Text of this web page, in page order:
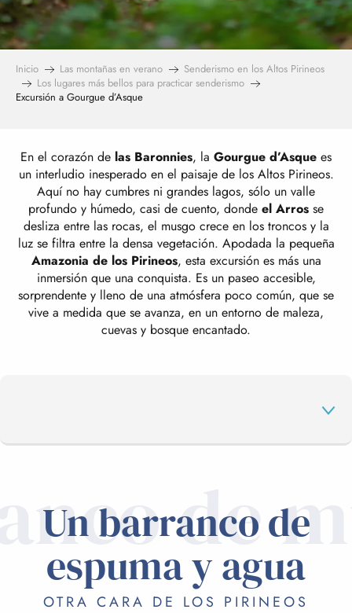
Inicio Las montañas en verano
Senderismo en los Altos Pirineos
Los lugares más bellos para practicar senderismo
Excursión a Gourgue d’Asque
En el corazón de las Baronnies, la Gourgue d’Asque es
un interludio inesperado en el paisaje de los Altos Pirineos.
Aquí no hay cumbres ni grandes lagos, sólo un valle
profundo y húmedo, casi de cuento, donde el Arros se
desliza entre las rocas, el musgo crece en los troncos y la
luz se filtra entre la densa vegetación. Apodada la pequeña
Amazonia de los Pirineos, esta excursión es más una
inmersión que una conquista. Es un paseo accesible,
sorprendente y lleno de una atmósfera poco común, que se
vive a medida que se avanza, en un entorno de maleza,
cuevas y bosque encantado.
LA GOURGUE D'ASQUE
de
Un barranco de
espuma y agua
OTRA CARA DE LOS PIRINEOS